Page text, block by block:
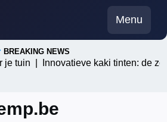
Menu
BREAKING NEWS
|Innovatieve kaki tinten: de